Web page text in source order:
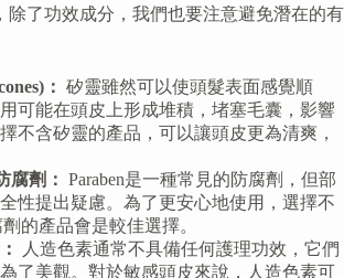
除了功效成分，我們也要注意避免潛在的有
： 矽靈雖然可以使頭髮表面感覺順
可能在頭皮上形成堆積，堵塞毛囊，影響
不含矽靈的產品，可以讓頭皮更為清爽，
腐劑： Paraben是一種常見的防腐劑，但部
性提出疑慮。為了更安心地使用，選擇不
劑的產品會是較佳選擇。
人造色素通常不具備任何護理功效，它們
了美觀。對於敏感頭皮來說，人造色素可